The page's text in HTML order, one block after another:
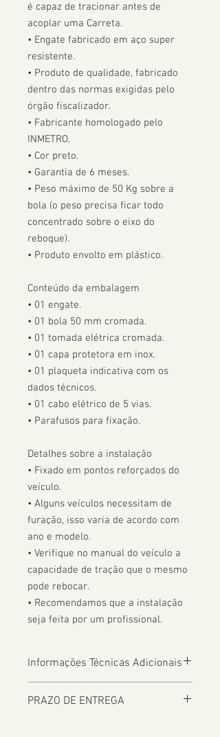
é capaz de tracionar antes de
acoplar uma Carreta.
• Engate fabricado em aço super
resistente.
• Produto de qualidade, fabricado
dentro das normas exigidas pelo
órgão fiscalizador.
• Fabricante homologado pelo
INMETRO.
• Cor preto.
• Garantia de 6 meses.
• Peso máximo de 50 Kg sobre a
bola (o peso precisa ficar todo
concentrado sobre o eixo do
reboque).
• Produto envolto em plástico.
Conteúdo da embalagem
• 01 engate.
• 01 bola 50 mm cromada.
• 01 tomada elétrica cromada.
• 01 capa protetora em inox.
• 01 plaqueta indicativa com os
dados técnicos.
• 01 cabo elétrico de 5 vias.
• Parafusos para fixação.
Detalhes sobre a instalação
• Fixado em pontos reforçados do
veículo.
• Alguns veículos necessitam de
furação, isso varia de acordo com
ano e modelo.
• Verifique no manual do veículo a
capacidade de tração que o mesmo
pode rebocar.
• Recomendamos que a instalação
seja feita por um profissional.
Informações Técnicas Adicionais
PRAZO DE ENTREGA